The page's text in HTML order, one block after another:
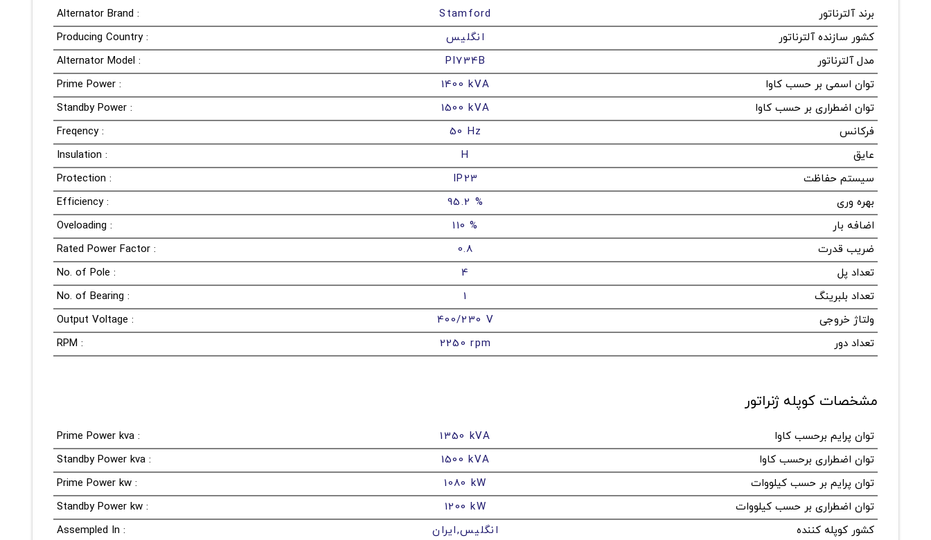
برند آلترناتور Stamford
Alternator Brand :
کشور سازنده آلترناتور
انگلیس
Producing Country :
مدل آلترناتور
PI734B
Alternator Model :
توان اسمی بر حسب کاوا
1400 kVA
Prime Power :
توان اضطراری بر حسب کاوا
1500 kVA
Standby Power :
فرکانس
50 Hz
Freqency :
عایق
H
Insulation :
سیستم حفاظت
IP23
Protection :
بهره وری
95.2 %
Efficiency :
اضافه بار
110 %
Oveloading :
ضریب قدرت
0.8
Rated Power Factor :
تعداد پل
4
No. of Pole :
تعداد بلبرینگ
1
No. of Bearing :
ولتاژ خروجی
400/230 V
Output Voltage :
تعداد دور
2250 rpm
RPM :
مشخصات کوپله ژنراتور
توان پرایم برحسب کاوا 1350 kVA
Prime Power kva :
توان اضطراری برحسب کاوا
1500 kVA
Standby Power kva :
توان پرایم بر حسب کیلووات
1080 kW
Prime Power kw :
توان اضطراری بر حسب کیلووات
1200 kW
Standby Power kw :
کشور کوپله کننده
انگلیس,ایران
Assempled In :